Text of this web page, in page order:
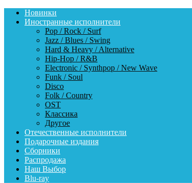
Новинки
Иностранные исполнители
Pop / Rock / Surf
Jazz / Blues / Swing
Hard & Heavy / Alternative
Hip-Hop / R&B
Electronic / Synthpop / New Wave
Funk / Soul
Disco
Folk / Country
OST
Классика
Другое
Отечественные исполнители
Подарочные издания
Сборники
Распродажа
Наш Выбор
Blu-ray